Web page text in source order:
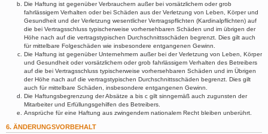
Die Haftung ist gegenüber Verbrauchern außer bei vorsätzlichem oder grob
fahrlässigem Verhalten oder bei Schäden aus der Verletzung von Leben, Körper und
Gesundheit und der Verletzung wesentlicher Vertragspflichten (Kardinalpflichten) auf
die bei Vertragsschluss typischerweise vorhersehbaren Schäden und im übrigen der
Höhe nach auf die vertragstypischen Durchschnittsschäden begrenzt. Dies gilt auch
für mittelbare Folgeschäden wie insbesondere entgangenen Gewinn.
Die Haftung ist gegenüber Unternehmern außer bei der Verletzung von Leben, Körper
und Gesundheit oder vorsätzlichem oder grob fahrlässigem Verhalten des Betreibers
auf die bei Vertragsschluss typischerweise vorhersehbaren Schäden und im Übrigen
der Höhe nach auf die vertragstypischen Durchschnittsschäden begrenzt. Dies gilt
auch für mittelbare Schäden, insbesondere entgangenen Gewinn.
Die Haftungsbegrenzung der Absätze a bis c gilt sinngemäß auch zugunsten der
Mitarbeiter und Erfüllungsgehilfen des Betreibers.
Ansprüche für eine Haftung aus zwingendem nationalem Recht bleiben unberührt.
6. ÄNDERUNGSVORBEHALT